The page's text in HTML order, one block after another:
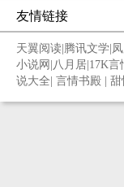
友情链接
天翼阅读 腾讯文学
小说网 八月居 17K言
说大全 言情书殿 甜